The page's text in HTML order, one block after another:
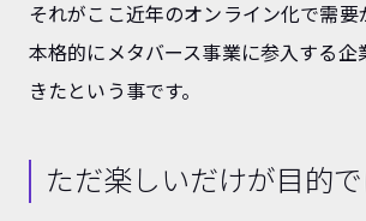
それがここ近年のオンライン化で需要
本格的にメタバース事業に参入する企
きたという事です。
ただ楽しいだけが目的